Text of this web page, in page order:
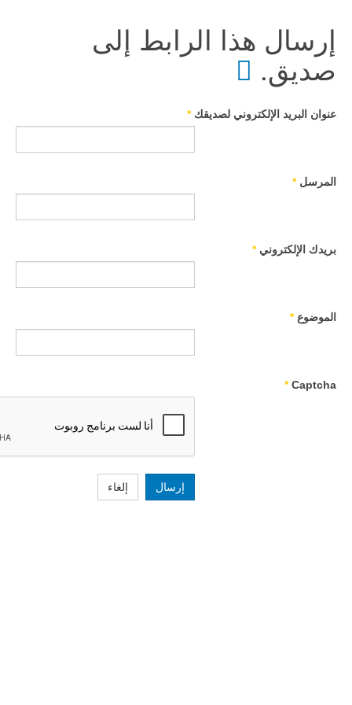
إرسال هذا الرابط إلى
صديق.
عنوان البريد الإلكتروني لصديقك *
المرسل *
بريدك الإلكتروني *
الموضوع *
Captcha
*
إرسال إلغاء